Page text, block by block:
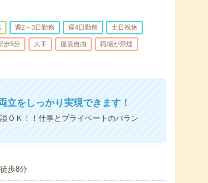
週2～3日勤務 週4日勤務 土日祝休
歩5分 大手 服装自由 職場が禁煙
立をしっかり実現できます！
ＯＫ！！仕事とプライベートのバラン
歩8分